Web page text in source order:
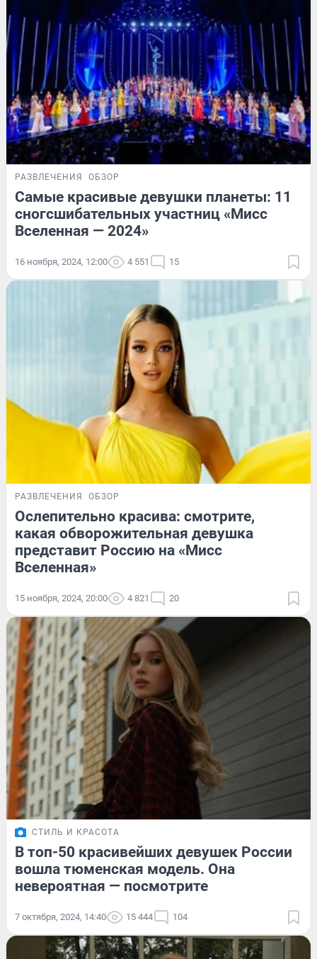
РАЗВЛЕЧЕНИЯ ОБЗОР
Самые красивые девушки планеты: 11
сногсшибательных участниц «Мисс
Вселенная — 2024»
16 ноября, 2024, 12:00 4 551 15
РАЗВЛЕЧЕНИЯ ОБЗОР
Ослепительно красива: смотрите,
какая обворожительная девушка
представит Россию на «Мисс
Вселенная»
15 ноября, 2024, 20:00 4 821 20
СТИЛЬ И КРАСОТА
В топ-50 красивейших девушек России
вошла тюменская модель. Она
невероятная — посмотрите
7 октября, 2024, 14:40 15 444 104